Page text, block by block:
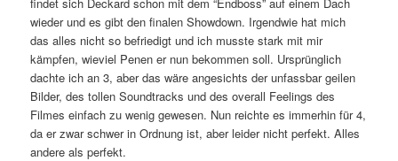
wieder und es gibt den finalen Showdown. Irgendwie hat mich
das alles nicht so befriedigt und ich musste stark mit mir
kämpfen, wieviel Penen er nun bekommen soll. Ursprünglich
dachte ich an 3, aber das wäre angesichts der unfassbar geilen
Bilder, des tollen Soundtracks und des overall Feelings des
Filmes einfach zu wenig gewesen. Nun reichte es immerhin für 4,
da er zwar schwer in Ordnung ist, aber leider nicht perfekt. Alles
andere als perfekt.